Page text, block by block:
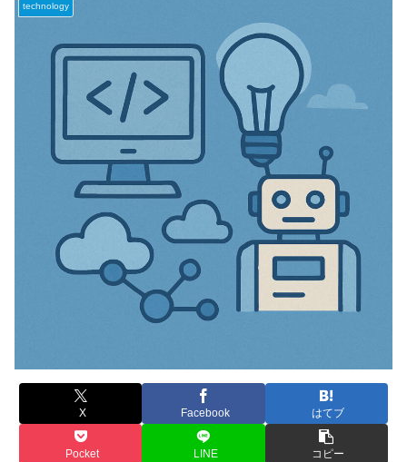
technology
X Facebook はてブ
Pocket LINE コピー